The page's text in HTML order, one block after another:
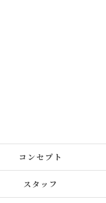
コンセプト
スタッフ